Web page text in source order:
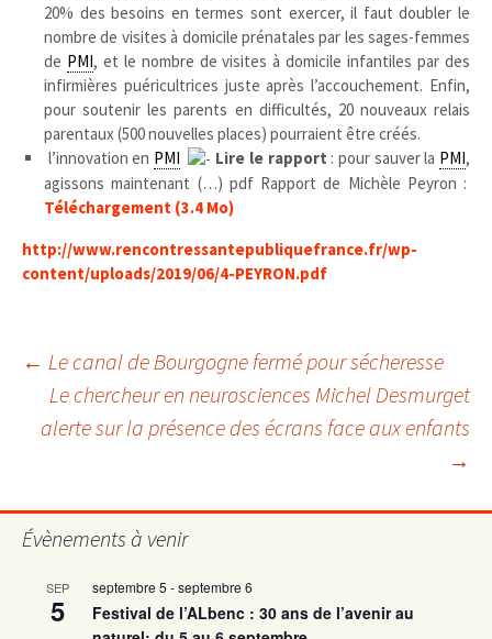
20% des besoins en termes sont exercer, il faut doubler le
nombre de visites à domicile prénatales par les sages-femmes
de PMI, et le nombre de visites à domicile infantiles par des
infirmières puéricultrices juste après l’accouchement. Enfin,
pour soutenir les parents en difficultés, 20 nouveaux relais
parentaux (500 nouvelles places) pourraient être créés.
l’innovation en PMI Lire le rapport : pour sauver la PMI,
agissons maintenant (…) pdf Rapport de Michèle Peyron :
Téléchargement (3.4 Mo)
http://www.rencontressantepubliquefrance.fr/wp-
content/uploads/2019/06/4-PEYRON.pdf
Navigation
des
articles
← Le canal de Bourgogne fermé pour sécheresse
Le chercheur en neurosciences Michel Desmurget
alerte sur la présence des écrans face aux enfants
→
Évènements à venir
SEP
5
septembre 5 -septembre 6
Festival de l’ALbenc : 30 ans de l’avenir au